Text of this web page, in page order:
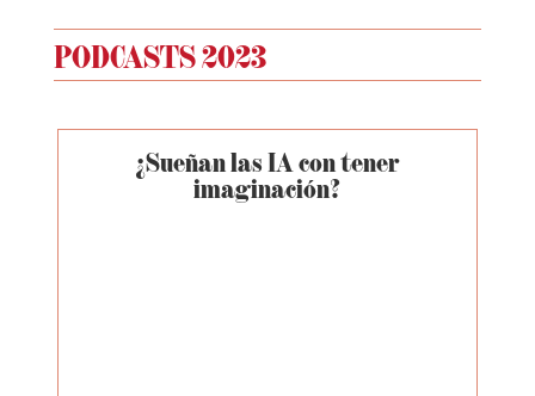
PODCASTS 2023
¿Sueñan las IA con tener
imaginación?